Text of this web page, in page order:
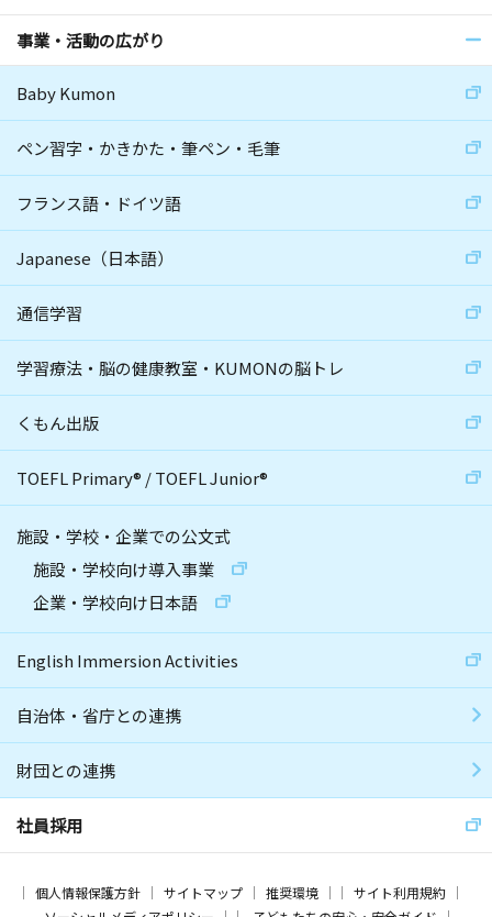
事業・活動の広がり
Baby Kumon
ペン習字・かきかた・筆ペン・毛筆
フランス語・ドイツ語
Japanese（日本語）
通信学習
学習療法・脳の健康教室・KUMONの脳トレ
くもん出版
TOEFL Primary® /TOEFL Junior®
施設・学校・企業での公文式
施設・学校向け導入事業
企業・学校向け日本語
English Immersion Activities
自治体・省庁との連携
財団との連携
社員採用
個人情報保護方針 サイトマップ 推奨環境
サイト利用規約